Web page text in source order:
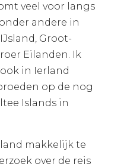
veel voor langs
andere in
Groot-
Eilanden. Ik
in Ierland
op de nog
Islands in
makkelijk te
over de reis